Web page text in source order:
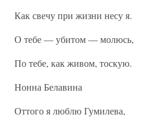
Как свечу при жизни несу я.
О тебе — убитом — молюсь,
По тебе, как живом, тоскую.
Нонна Белавина
Оттого я люблю Гумилева,